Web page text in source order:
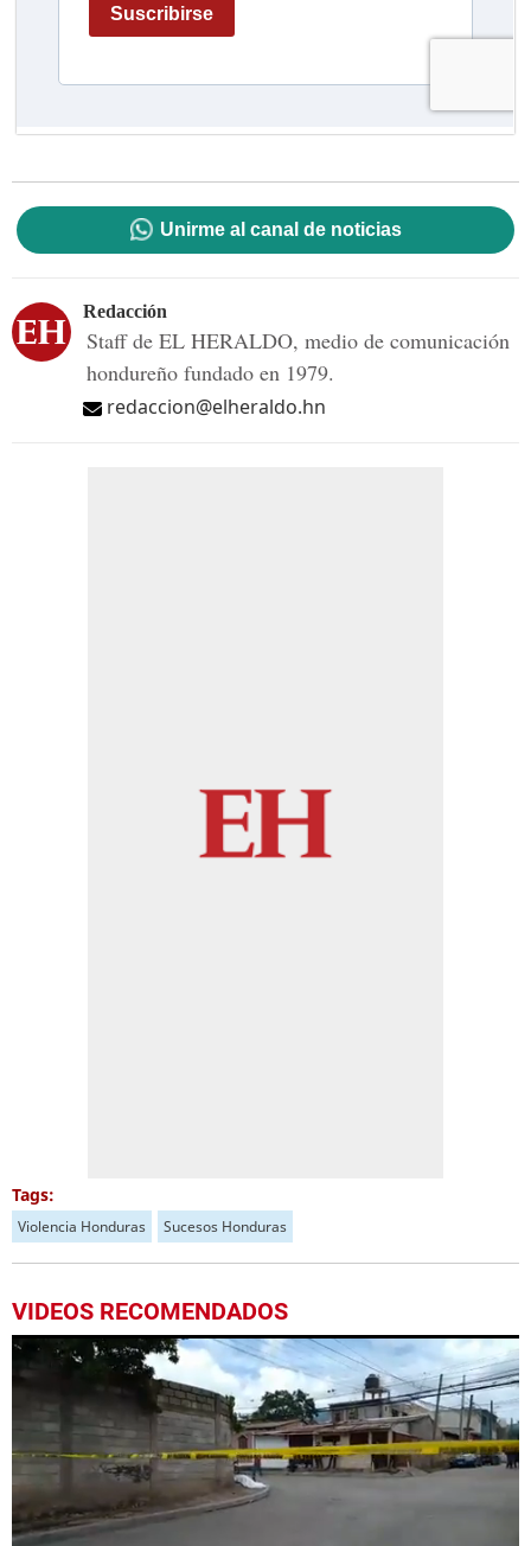
Unirme al canal de noticias
Redacción
Staff de EL HERALDO, medio de comunicación
hondureño fundado en 1979.
redaccion@elheraldo.hn
Tags:
Violencia Honduras Sucesos Honduras
VIDEOS RECOMENDADOS